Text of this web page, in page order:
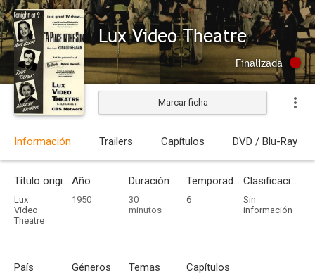
Lux Video Theatre
Finalizada
Marcar ficha
Información Trailers Capítulos DVD / Blu-Ray
Título original
Lux
Video
Theatre
Año
1950
Duración
30
minutos
Temporadas
6
Clasificación por edades
Sin
información
País Géneros Temas Capítulos